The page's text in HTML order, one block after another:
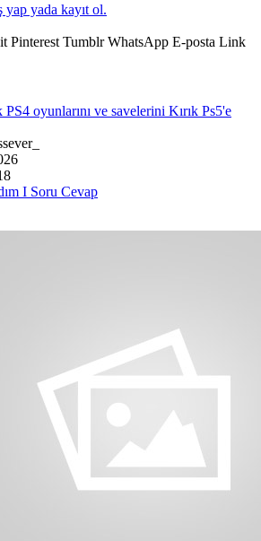
yada kayıt ol.
Pinterest Tumblr WhatsApp E-posta Link
PS4 oyunlarını ve savelerini Kırık Ps5'e
I Soru Cevap